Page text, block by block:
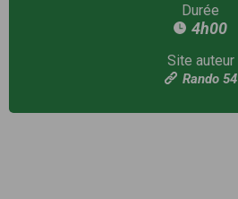
Durée
4h00
Site auteur
Rando 54